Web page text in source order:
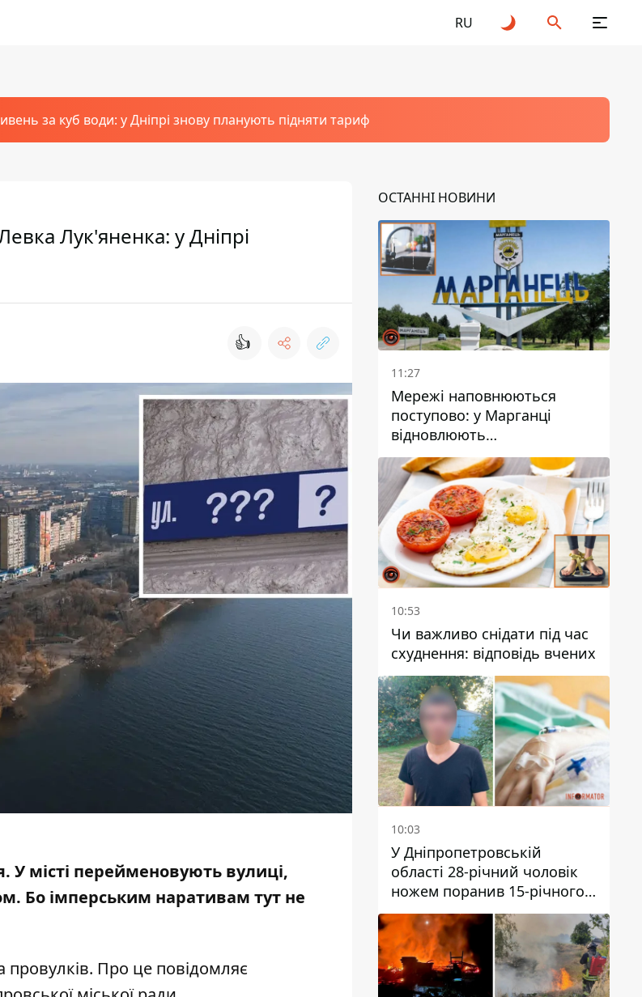
RU
за куб води: у Дніпрі знову планують підняти тариф
Лук'яненка: у Дніпрі
👍
У місті перейменовують вулиці,
. Бо імперським наративам тут не
провулків. Про це повідомляє
ОСТАННІ НОВИНИ
11:27
Мережі наповнюються
поступово: у Марганці
відновлюють
водопостачання
10:53
Чи важливо снідати під час
схуднення: відповідь вчених
10:03
У Дніпропетровській
області 28-річний чоловік
ножем поранив 15-річного
хлопця